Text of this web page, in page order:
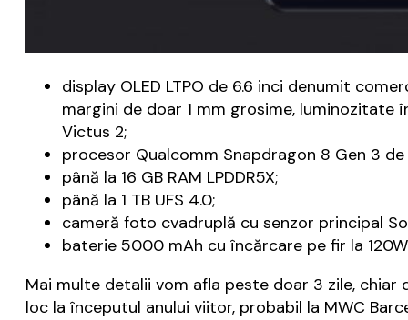
display OLED LTPO de 6.6 inci denumit
margini de doar 1 mm grosime, luminozitate
Victus 2;
procesor Qualcomm Snapdragon 8 Gen 3
până la 16 GB RAM LPDDR5X;
până la 1 TB UFS 4.0;
cameră foto cvadruplă cu senzor principal
baterie 5000 mAh cu încărcare pe fir la
Mai multe detalii vom afla peste doar 3 zile,
loc la începutul anului viitor, probabil la MWC